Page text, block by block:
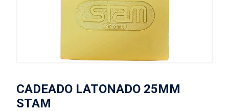
CADEADO LATONADO 25MM
STAM